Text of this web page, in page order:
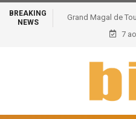
BREAKING
NEWS
Grand Magal de
retombées
7